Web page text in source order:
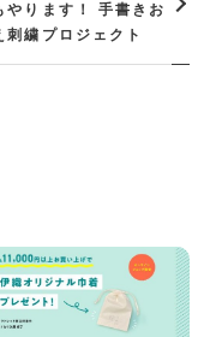
やります！ 手書きお
刺繍プロジェクト